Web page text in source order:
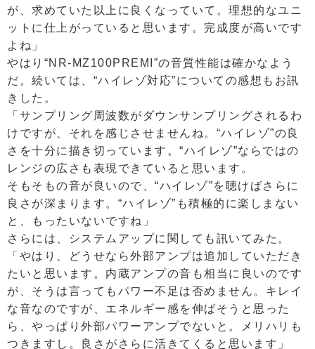
が、求めていた以上に良くなっていて。理想的なユニ
ットに仕上がっていると思います。完成度が高いです
よね」
やはり“NR-MZ100PREMI”の音質性能は確かなよう
だ。続いては、“ハイレゾ対応”についての感想もお訊
きした。
「サンプリング周波数がダウンサンプリングされるわ
けですが、それを感じさせませんね。“ハイレゾ”の良
さを十分に描き切っています。“ハイレゾ”ならではの
レンジの広さも表現できていると思います。
そもそもの音が良いので、“ハイレゾ”を聴けばさらに
良さが深まります。“ハイレゾ”も積極的に楽しまない
と、もったいないですね」
さらには、システムアップに関しても訊いてみた。
「やはり、どうせなら外部アンプは追加していただき
たいと思います。内蔵アンプの音も相当に良いのです
が、そうは言ってもパワー不足は否めません。キレイ
な音なのですが、エネルギー感を伸ばそうと思った
ら、やっぱり外部パワーアンプでないと。メリハリも
つきますし。良さがさらに活きてくると思います」